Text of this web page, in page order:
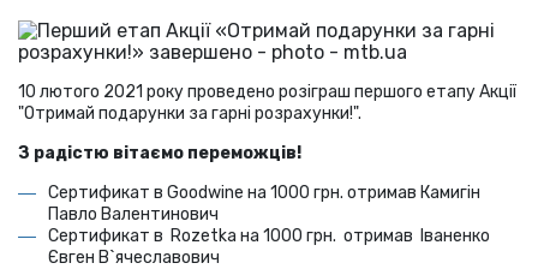
10 лютого 2021 року проведено розіграш першого етапу Акції
"Отримай подарунки за гарні розрахунки!".
З радістю вітаємо переможців!
Сертификат в Goodwine на 1000 грн. отримав Камигін
Павло Валентинович
Сертификат в Rozetka на 1000 грн. отримав Іваненко
Євген В`ячеславович